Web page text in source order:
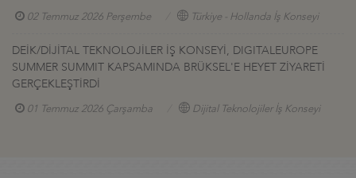
02 Temmuz 2026 Perşembe Türkiye - Hollanda İş Konseyi
DEİK/DİJİTAL TEKNOLOJİLER İŞ KONSEYİ, DIGITALEUROPE
SUMMER SUMMIT KAPSAMINDA BRÜKSEL'E HEYET ZİYARETİ
GERÇEKLEŞTİRDİ
01 Temmuz 2026 Çarşamba Dijital Teknolojiler İş Konseyi